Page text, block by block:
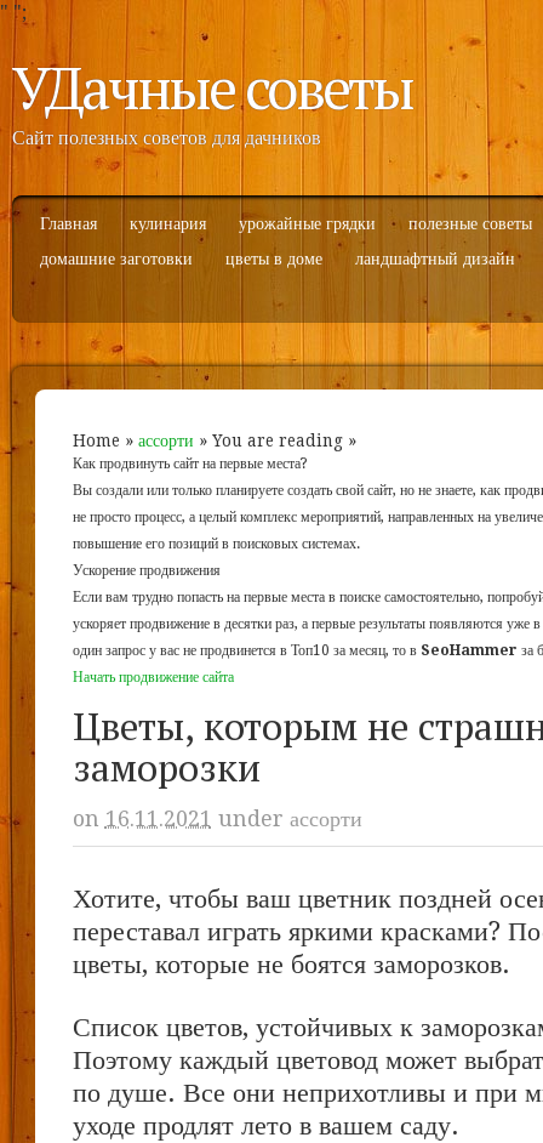
" ";
УДачные советы
Сайт полезных советов для дачников
Главная кулинария урожайные грядки
полезные советы
домашние заготовки
цветы в доме ландшафтный дизайн
Home » ассорти » You are reading »
Как продвинуть сайт на первые места?
Вы создали или только планируете создать свой сайт, но не знаете, как
не просто процесс, а целый комплекс мероприятий, направленных на
повышение его позиций в поисковых системах.
Ускорение продвижения
Если вам трудно попасть на первые места в поиске самостоятельно,
ускоряет продвижение в десятки раз, а первые результаты появляются уже
один запрос у вас не продвинется в Топ10 за месяц, то в SeoHammer за
Начать продвижение сайта
Цветы, которым не
заморозки
on 16.11.2021 under ассорти
Хотите, чтобы ваш цветник поздней
переставал играть яркими красками?
цветы, которые не боятся заморозков.
Список цветов, устойчивых к
Поэтому каждый цветовод может
по душе. Все они неприхотливы и при
уходе продлят лето в вашем саду.